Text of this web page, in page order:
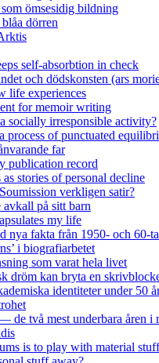
ömsesidig bildning
dörren
self-absorbtion in check
och dödskonsten (ars
life experiences
for memoir writing
socially irresponsible activity?
process of punctuated
far
publication record
stories of personal decline
verkligen satir?
på sitt barn
my life
nya fakta från 1950- och 60-
i biografiarbetet
som varat hela livet
dröm kan bryta en
identiteter under 50
de två mest underbara åren i
is to play with material stuff